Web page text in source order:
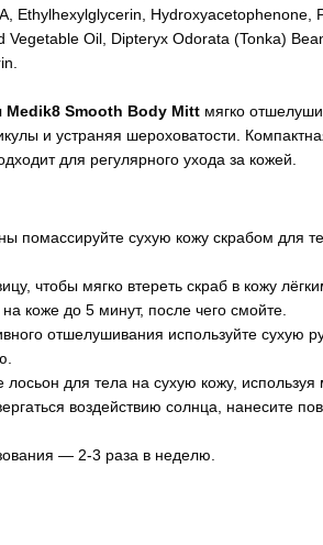
Ethylhexylglycerin, Hydroxyacetophenone,
Vegetable Oil, Dipteryx Odorata (Tonka)
Smooth Body Mitt мягко
и устраняя шероховатости.
для регулярного ухода за кожей.
помассируйте сухую кожу скрабом для
чтобы мягко втереть скраб в кожу
коже до 5 минут, после чего смойте.
отшелушивания используйте сухую
для тела на сухую кожу, используя
воздействию солнца, нанесите
— 2-3 раза в неделю.